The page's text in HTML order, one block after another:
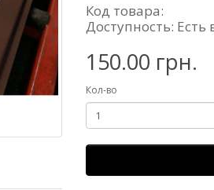
Код товара:
Доступность:
150.00 грн.
Кол-во